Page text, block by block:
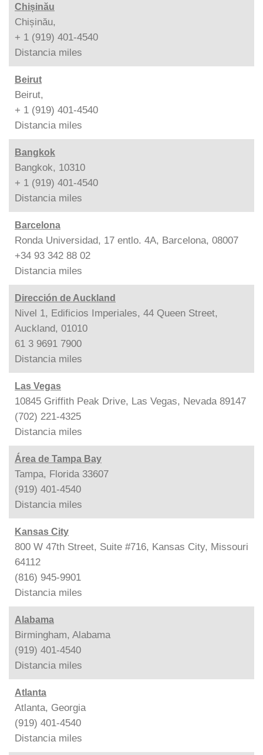
Chișinău
Chișinău,
+ 1 (919) 401-4540
Distancia miles
Beirut
Beirut,
+ 1 (919) 401-4540
Distancia miles
Bangkok
Bangkok, 10310
+ 1 (919) 401-4540
Distancia miles
Barcelona
Ronda Universidad, 17 entlo. 4A, Barcelona, 08007
+34 93 342 88 02
Distancia miles
Dirección de Auckland
Nivel 1, Edificios Imperiales, 44 Queen Street,
Auckland, 01010
61 3 9691 7900
Distancia miles
Las Vegas
10845 Griffith Peak Drive, Las Vegas, Nevada 89147
(702) 221-4325
Distancia miles
Área de Tampa Bay
Tampa, Florida 33607
(919) 401-4540
Distancia miles
Kansas City
800 W 47th Street, Suite #716, Kansas City, Missouri
64112
(816) 945-9901
Distancia miles
Alabama
Birmingham, Alabama
(919) 401-4540
Distancia miles
Atlanta
Atlanta, Georgia
(919) 401-4540
Distancia miles